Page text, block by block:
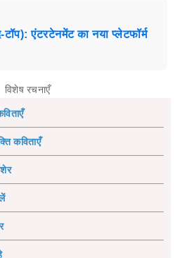
एंटरटेनमेंट का नया प्लेटफॉर्म
विशेष रचनाएँ
कविताएँ